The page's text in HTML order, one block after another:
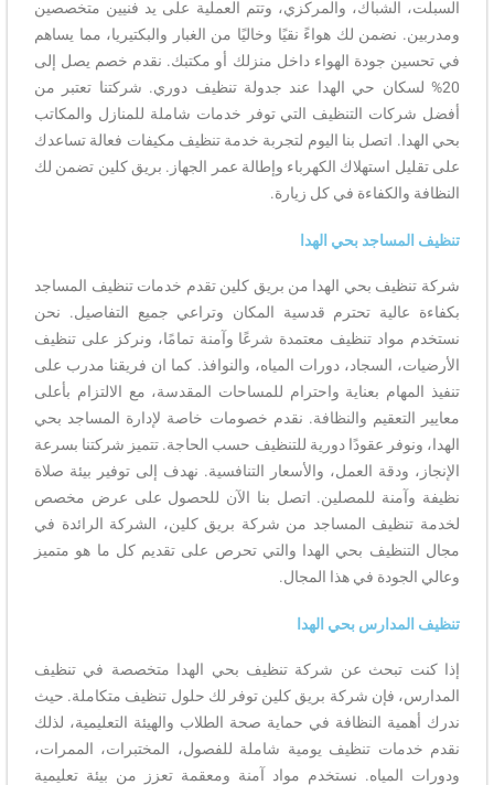
السبلت، الشباك، والمركزي، وتتم العملية على يد فنيين متخصصين
ومدربين. نضمن لك هواءً نقيًا وخاليًا من الغبار والبكتيريا، مما يساهم
في تحسين جودة الهواء داخل منزلك أو مكتبك. نقدم خصم يصل إلى
20% لسكان حي الهدا عند جدولة تنظيف دوري. شركتنا تعتبر من
أفضل شركات التنظيف التي توفر خدمات شاملة للمنازل والمكاتب
بحي الهدا. اتصل بنا اليوم لتجربة خدمة تنظيف مكيفات فعالة تساعدك
على تقليل استهلاك الكهرباء وإطالة عمر الجهاز. بريق كلين تضمن لك
النظافة والكفاءة في كل زيارة.
تنظيف المساجد بحي الهدا
شركة تنظيف بحي الهدا من بريق كلين تقدم خدمات تنظيف المساجد
بكفاءة عالية تحترم قدسية المكان وتراعي جميع التفاصيل. نحن
نستخدم مواد تنظيف معتمدة شرعًا وآمنة تمامًا، ونركز على تنظيف
الأرضيات، السجاد، دورات المياه، والنوافذ. كما ان فريقنا مدرب على
تنفيذ المهام بعناية واحترام للمساحات المقدسة، مع الالتزام بأعلى
معايير التعقيم والنظافة. نقدم خصومات خاصة لإدارة المساجد بحي
الهدا، ونوفر عقودًا دورية للتنظيف حسب الحاجة. تتميز شركتنا بسرعة
الإنجاز، ودقة العمل، والأسعار التنافسية. نهدف إلى توفير بيئة صلاة
نظيفة وآمنة للمصلين. اتصل بنا الآن للحصول على عرض مخصص
لخدمة تنظيف المساجد من شركة بريق كلين، الشركة الرائدة في
مجال التنظيف بحي الهدا والتي تحرص على تقديم كل ما هو متميز
وعالي الجودة في هذا المجال.
تنظيف المدارس بحي الهدا
إذا كنت تبحث عن شركة تنظيف بحي الهدا متخصصة في تنظيف
المدارس، فإن شركة بريق كلين توفر لك حلول تنظيف متكاملة. حيث
ندرك أهمية النظافة في حماية صحة الطلاب والهيئة التعليمية، لذلك
نقدم خدمات تنظيف يومية شاملة للفصول، المختبرات، الممرات،
ودورات المياه. نستخدم مواد آمنة ومعقمة تعزز من بيئة تعليمية